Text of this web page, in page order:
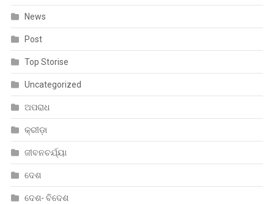
News
Post
Top Storise
Uncategorized
ଅପରାଧ
କ୍ରୀଡ଼ା
ଜୀବନଚର୍ଯ୍ୟା
ଦେଶ
ଦେଶ- ବିଦେଶ